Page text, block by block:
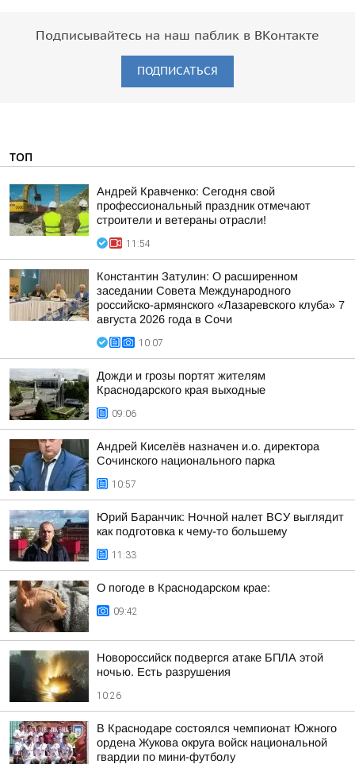
Подписывайтесь на наш паблик в ВКонтакте
ПОДПИСАТЬСЯ
ТОП
Андрей Кравченко: Сегодня свой
профессиональный праздник отмечают
строители и ветераны отрасли!
11:54
Константин Затулин: О расширенном
заседании Совета Международного
российско-армянского «Лазаревского клуба» 7
августа 2026 года в Сочи
10:07
Дожди и грозы портят жителям
Краснодарского края выходные
09:06
Андрей Киселёв назначен и.о. директора
Сочинского национального парка
10:57
Юрий Баранчик: Ночной налет ВСУ выглядит
как подготовка к чему-то большему
11:33
О погоде в Краснодарском крае:
09:42
Новороссийск подвергся атаке БПЛА этой
ночью. Есть разрушения
10:26
В Краснодаре состоялся чемпионат Южного
ордена Жукова округа войск национальной
гвардии по мини-футболу